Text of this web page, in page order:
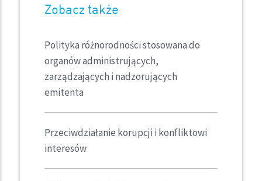
Zobacz także
Polityka różnorodności stosowana do
organów administrujących,
zarządzających i nadzorujących
emitenta
Przeciwdziałanie korupcji i konfliktowi
interesów